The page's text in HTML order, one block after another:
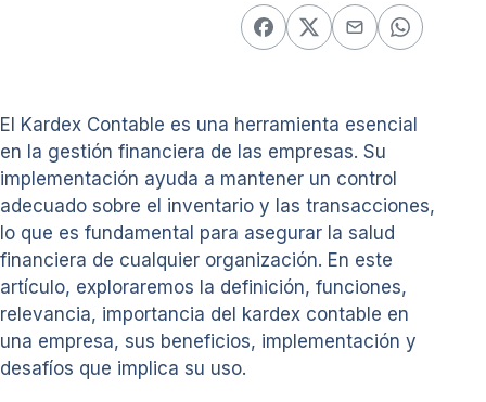
El Kardex Contable es una herramienta esencial
en la gestión financiera de las empresas. Su
implementación ayuda a mantener un control
adecuado sobre el inventario y las transacciones,
lo que es fundamental para asegurar la salud
financiera de cualquier organización. En este
artículo, exploraremos la definición, funciones,
relevancia, importancia del kardex contable en
una empresa, sus beneficios, implementación y
desafíos que implica su uso.